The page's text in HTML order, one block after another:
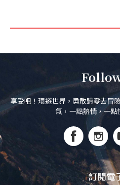
享受吧！環遊世界，勇敢歸零去冒
氣，一點熱情，一
訂閱電